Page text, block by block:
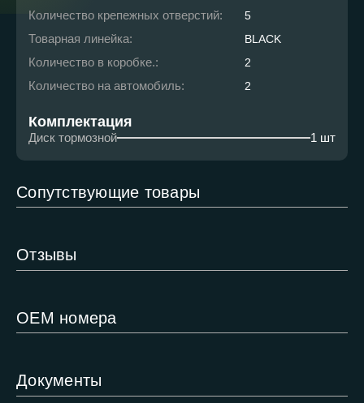
Количество крепежных отверстий: 5
Товарная линейка: BLACK
Количество в коробке.: 2
Количество на автомобиль: 2
Комплектация
Диск тормозной 1 шт
Сопутствующие товары
Отзывы
ОЕМ номера
Документы